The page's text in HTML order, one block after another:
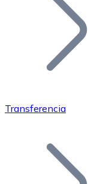
Bitcoin
Transferencia